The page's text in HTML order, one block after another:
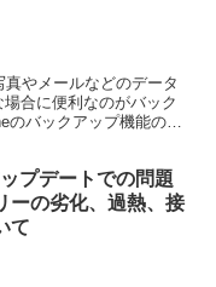
やメールなどのデータ
合に便利なのがバック
バックアップ機能の重
プデートでの問題
ーの劣化、過熱、接
て